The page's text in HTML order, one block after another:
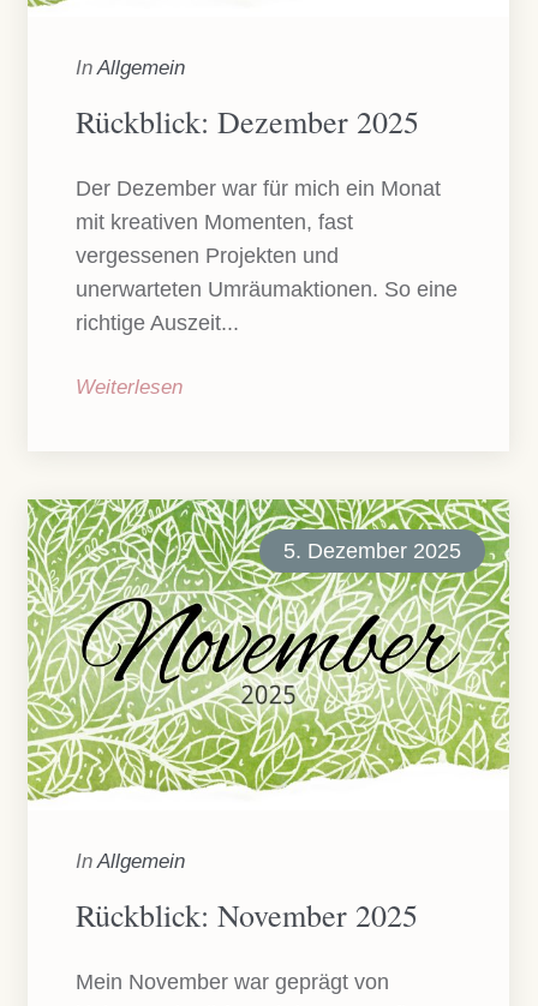
In Allgemein
Rückblick: Dezember 2025
Der Dezember war für mich ein Monat
mit kreativen Momenten, fast
vergessenen Projekten und
unerwarteten Umräumaktionen. So eine
richtige Auszeit...
Weiterlesen
5. Dezember 2025
In Allgemein
Rückblick: November 2025
Mein November war geprägt von